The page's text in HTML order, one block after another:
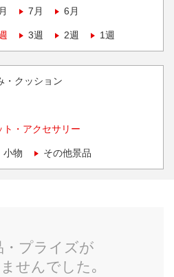
7月 6月
3週 2週 1週
・クッション
・アクセサリー
小物 その他景品